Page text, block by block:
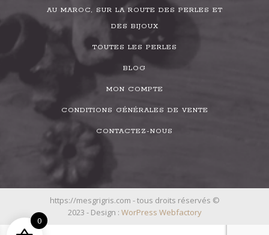
AU MAROC, SUR LA ROUTE DES PERLES ET
DES BIJOUX
TOUTES LES PERLES
BLOG
MON COMPTE
CONDITIONS GÉNÉRALES DE VENTE
CONTACTEZ-NOUS
https://mesgrigris.com - tous droits réservés ©
2023 - Design : WorPress Webfactory
0